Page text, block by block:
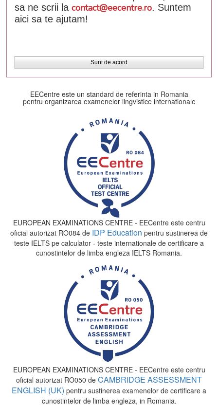
sa ne scrii la contact@eecentre.ro. Suntem
aici sa te ajutam!
Sunt de acord
EECentre este un standard de referinta in Romania
pentru organizarea examenelor lingvistice internationale
EUROPEAN EXAMINATIONS CENTRE - EECentre este centru
oficial autorizat RO084 de IDP Education pentru sustinerea de
teste IELTS pe calculator - teste internationale de certificare a
cunostintelor de limba engleza IELTS Romania.
EUROPEAN EXAMINATIONS CENTRE - EECentre este centru
oficial autorizat RO050 de CAMBRIDGE ASSESSMENT
ENGLISH (UK) pentru sustinerea examenelor de certificare a
cunostintelor de limba engleza, in Romania.